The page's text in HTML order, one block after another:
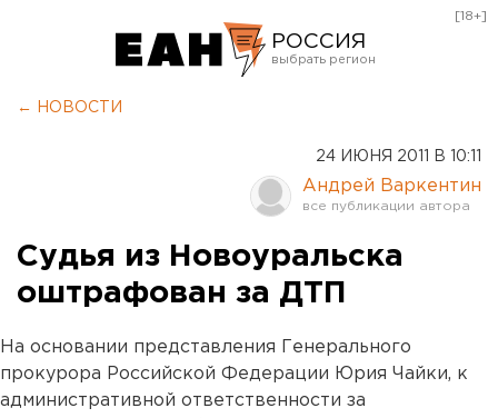
РОССИЯ
Оренбург
[18+]
← НОВОСТИ
24 ИЮНЯ 2011 В 10:11
Андрей Варкентин
Судья из Новоуральска
оштрафован за ДТП
На основании представления Генерального
прокурора Российской Федерации Юрия Чайки, к
административной ответственности за